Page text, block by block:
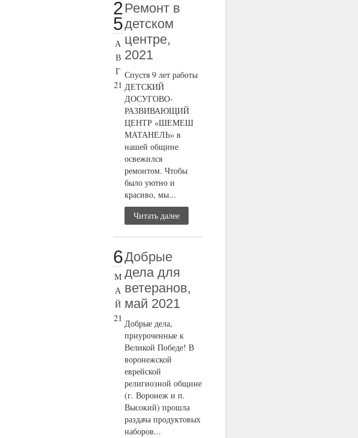
2
5
А
В
Г
21
Ремонт в
детском
центре,
2021
Спустя 9 лет работы
ДЕТСКИЙ
ДОСУГОВО-
РАЗВИВАЮЩИЙ
ЦЕНТР «ШЕМЕШ
МАТАНЕЛЬ» в
нашей общине
освежился
ремонтом. Чтобы
было уютно и
красиво, мы...
Читать далее
6
М
А
Й
21
Добрые
дела для
ветеранов,
май 2021
Добрые дела,
приуроченные к
Великой Победе! В
воронежской
еврейской
религиозной общине
(г. Воронеж и п.
Высокий) прошла
раздача продуктовых
наборов...